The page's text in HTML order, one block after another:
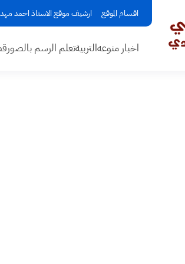
اقسام الموقع ارشيف موقع الاستاذ احمد
اخبار منوعهالتربيةتعلم الرسم بالصور